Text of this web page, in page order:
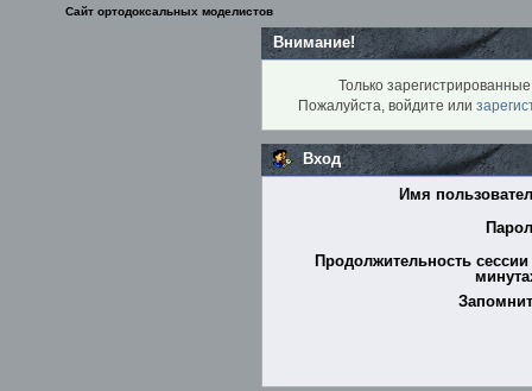
Сайт ортодоксальных моделистов
Внимание!
Только
Пожалуйста, войдите или
Вход
Имя
Продолжительность сессии